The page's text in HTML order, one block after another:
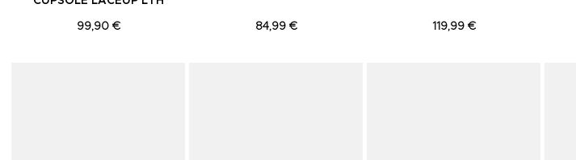
99,90 € 84,99 € 119,99 €